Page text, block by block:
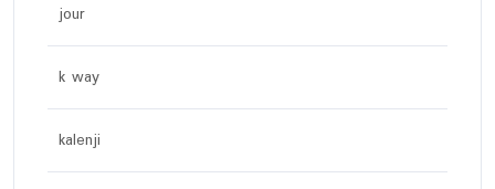
jour
k way
kalenji